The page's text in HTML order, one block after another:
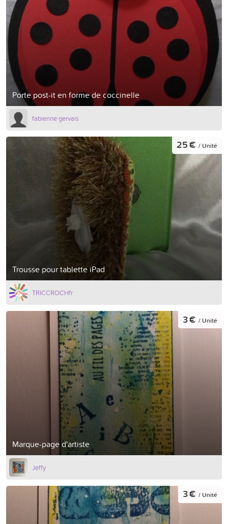
Porte post-it en forme de coccinelle
fabienne gervais
Trousse pour tablette iPad
25 € / Unité
TRICCROCHfr
Marque-page d'artiste
3 € / Unité
Jeffy
3 € / Unité